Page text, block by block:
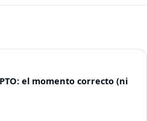
el momento correcto (ni